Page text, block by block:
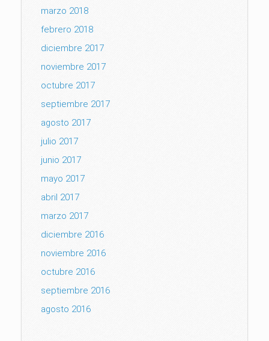
marzo 2018
febrero 2018
diciembre 2017
noviembre 2017
octubre 2017
septiembre 2017
agosto 2017
julio 2017
junio 2017
mayo 2017
abril 2017
marzo 2017
diciembre 2016
noviembre 2016
octubre 2016
septiembre 2016
agosto 2016